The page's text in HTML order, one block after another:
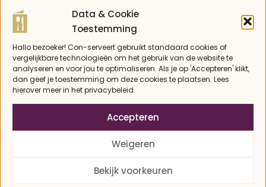
Data & Cookie
Toestemming
Hallo bezoeker! Con-serveert gebruikt standaard cookies of
vergelijkbare technologieën om het gebruik van de website te
analyseren en voor jou te optimaliseren. Als je op 'Accepteren' klikt,
dan geef je toestemming om deze cookies te plaatsen. Lees
hierover meer in het privacybeleid.
Accepteren
Weigeren
Bekijk voorkeuren
gemaakt. Makkelijk: in plaats van lasagne
deegvellen gebruik je dunne plakken courgette
om de lagen te maken. Krijg je meteen lekker
extra groente binnen!